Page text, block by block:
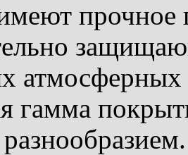
прочное
атмосферных
гамма